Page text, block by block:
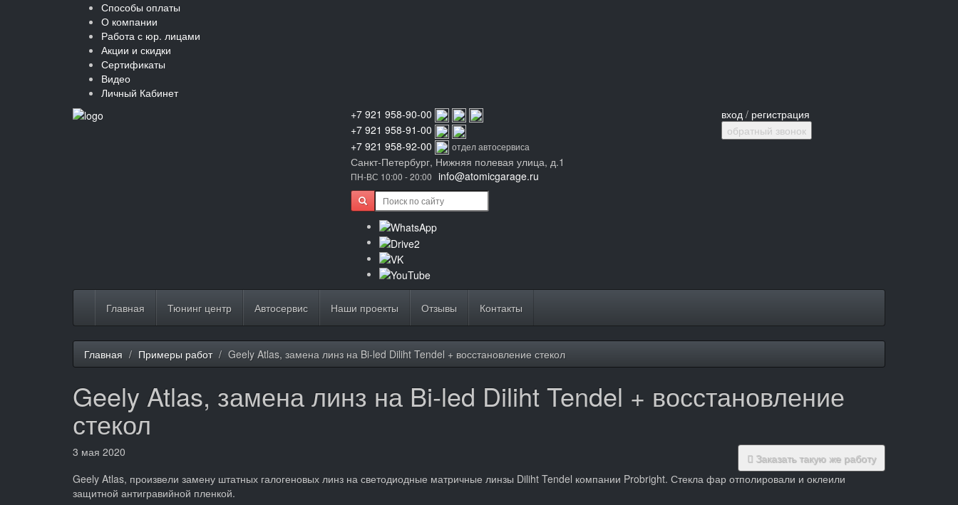
Способы оплаты
О компании
Работа с юр. лицами
Акции и скидки
Сертификаты
Видео
Личный Кабинет
+7 921 958-90-00
+7 921 958-91-00
+7 921 958-92-00
отдел автосервиса
Санкт-Петербург, Нижняя полевая улица, д.1
ПН-ВС 10:00 - 20:00 info@atomicgarage.ru
вход/ регистрация
обратный звонок
Главная Тюнинг центр Автосервис Наши проекты Отзывы Контакты
Главная Примеры работ Geely Atlas, замена линз на Bi-led Diliht Tendel + восстановление стекол
Geely Atlas, замена линз на Bi-led Diliht Tendel + восстановление
стекол
3 мая 2020
Заказать такую же работу
Geely Atlas, произвели замену штатных галогеновых линз на светодиодные матричные линзы Diliht Tendel компании Probright. Стекла фар отполировали и оклеили
защитной антигравийной пленкой.